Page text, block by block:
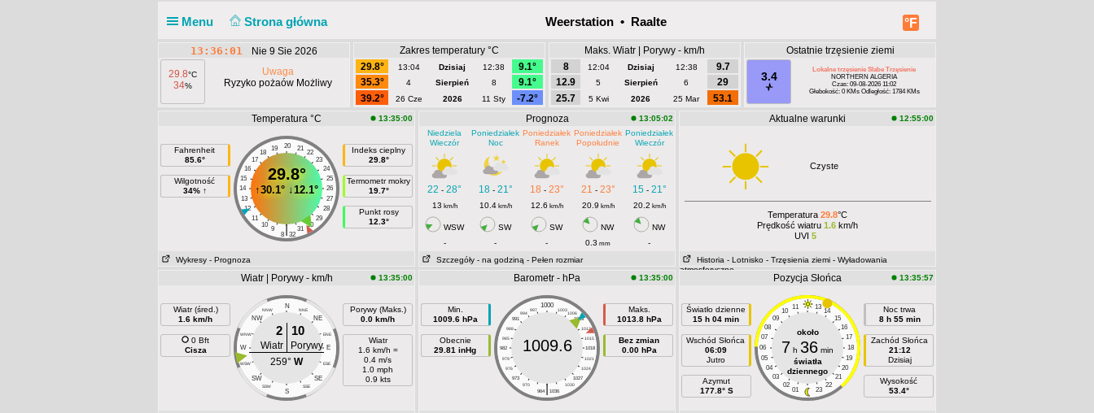
Menu Strona główna °F
Weerstation • Raalte
13:36:01
Nie 9 Sie 2026
29.8°C
34%
Uwaga
Ryzyko pożaów Możliwy
Zakres temperatury °C
29.8°
13:04 Dzisiaj 12:38
9.1°
35.3°
4 Sierpień 8
9.1°
39.2°
26 Cze 2026 11 Sty -7.2°
Maks. Wiatr | Porywy - km/h
8
12:04 Dzisiaj 12:38
9.7
12.9
5 Sierpień 6
29
25.7
5 Kwi 2026 25 Mar 53.1
Ostatnie trzęsienie ziemi
3.4
Lokalne trzęsienie Slabe Trzęsienie
NORTHERN ALGERIA
Czas: 09-08-2026 11:02
Głebokość: 0 KMs Odległość: 1784 KMs
Temperatura °C 13:35:00
Fahrenheit
85.6°
Wilgotność
34% ↑
20
19 21
18
22
17
23
16
24
15
25
14
26
13
27
12
28
11
29
10
30
9 31
|
8 32
29.8°
↑30.1° ↓12.1°
Indeks cieplny
29.8°
Termometr mokry
19.7°
Punkt rosy
12.3°
Wykresy - Prognoza
Prognoza
13:05:02
Niedziela
Wieczór
Poniedziałek
Noc
Poniedziałek
Ranek
Poniedziałek
Popołudnie
Poniedziałek
Wieczór
22 - 28° 18- 21° 18 - 23° 21 - 23° 15- 21°
13 km/h 10.4km/h 12.6 km/h 20.9 km/h 20.2 km/h
WSW SW SW NW
NW
-
- - 0.3 mm
-
Szczegóły - na godziną - Pełen rozmiar
Aktualne warunki 12:55:00
Czyste
Temperatura 29.8°C
Prędkość wiatru 1.6 km/h
UVI 5
Historia - Lotnisko - Trzęsienia ziemi - Wyładowania
atmosferyczne
Wiatr | Porywy - km/h 13:35:00
Wiatr (śred.)
1.6 km/h
0 Bft
Cisza
N
NNW NNE
NW NE
WNW ENE
W E
WSW ESE
SW SE
SSW SSE
S
2 10
Wiatr
Porywy
259° W
Porywy (Maks.)
0.0 km/h
Wiatr
1.6 km/h =
0.4 m/s
1.0 mph
0.9 kts
Barometr - hPa 13:35:00
Min.
1009.6 hPa
Obecnie
29.81 inHg
1000
997 1003
994
1006
991
1009
988
1012
985
1015
982
1018
979
1021
976
1024
973
1027
970
1030
|
964 1036
1009.6
Maks.
1013.8 hPa
Bez zmian
0.00 hPa
Pozycja Słońca 13:35:57
Światło dzienne
15 h 04 min
Wschód Słońca
06:09
Jutro
Azymut
177.8° S
11 13
10
14
09
15
08
16
07
17
06
18
05
19
04
20
03
21
02
22
01 23
około
7 h 36 min
światła
dziennego
Noc trwa
8 h 55 min
Zachód Słońca
21:12
Dzisiaj
Wysokość
53.4°